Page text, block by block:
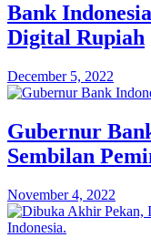
Bank
Digital Rupiah
December 5, 2022
Gubernur
Sembilan
November 4, 2022